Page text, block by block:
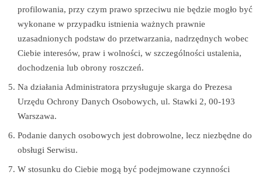
profilowania, przy czym prawo sprzeciwu nie będzie mogło być
wykonane w przypadku istnienia ważnych prawnie
uzasadnionych podstaw do przetwarzania, nadrzędnych wobec
Ciebie interesów, praw i wolności, w szczególności ustalenia,
dochodzenia lub obrony roszczeń.
Na działania Administratora przysługuje skarga do Prezesa
Urzędu Ochrony Danych Osobowych, ul. Stawki 2, 00-193
Warszawa.
Podanie danych osobowych jest dobrowolne, lecz niezbędne do
obsługi Serwisu.
W stosunku do Ciebie mogą być podejmowane czynności